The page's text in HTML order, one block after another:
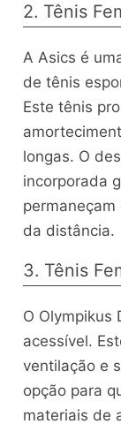
2. Tênis
A Asics é
de tênis
Este tênis
longas. O
incorporada
da distância.
3. Tênis
O Olympikus
acessível.
ventilação e
opção para
materiais de